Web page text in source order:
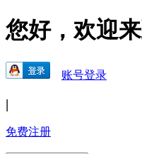
您好，欢迎
账号登录
|
免费注册